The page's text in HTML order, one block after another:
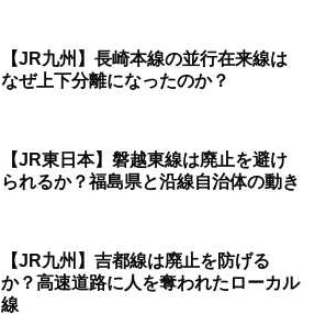
【JR九州】長崎本線の並行在来線は
なぜ上下分離になったのか？
【JR東日本】磐越東線は廃止を避け
られるか？福島県と沿線自治体の動き
【JR九州】吉都線は廃止を防げる
か？高速道路に人を奪われたローカル
線